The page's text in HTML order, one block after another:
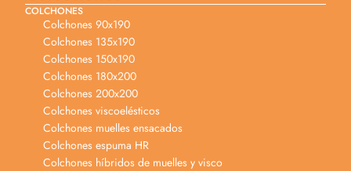
COLCHONES
Colchones 90x190
Colchones 135x190
Colchones 150x190
Colchones 180x200
Colchones 200x200
Colchones viscoelésticos
Colchones muelles ensacados
Colchones espuma HR
Colchones híbridos de muelles y visco